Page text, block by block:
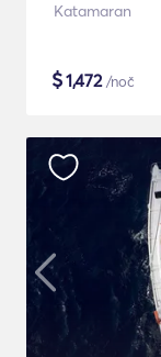
Katamaran
$1,472/noč